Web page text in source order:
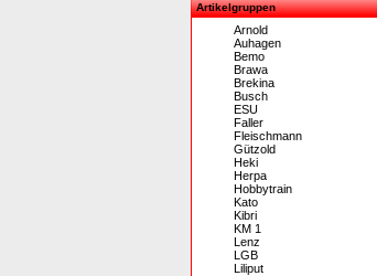
Artikelgruppen
Arnold
Auhagen
Bemo
Brawa
Brekina
Busch
ESU
Faller
Fleischmann
Gützold
Heki
Herpa
Hobbytrain
Kato
Kibri
KM 1
Lenz
LGB
Liliput